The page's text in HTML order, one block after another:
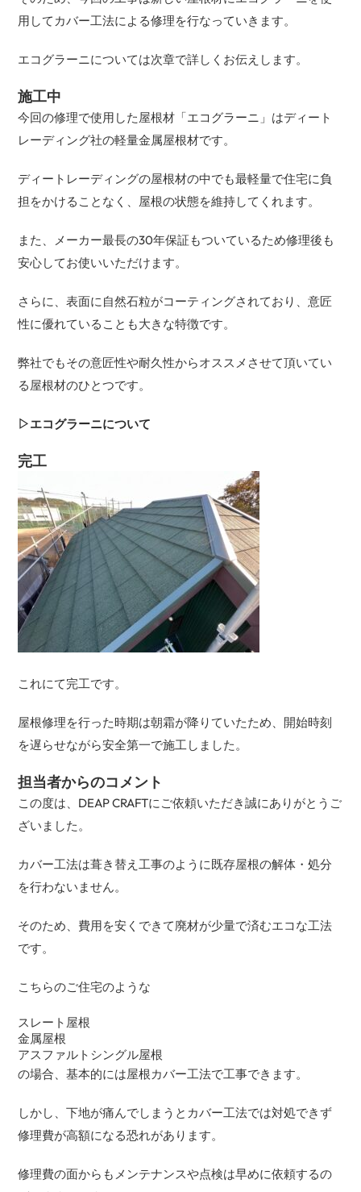
用してカバー工法による修理を行なっていきます。
エコグラーニについては次章で詳しくお伝えします。
施工中
今回の修理で使用した屋根材「エコグラーニ 」はディート
レーディング社の軽量金属屋根材です。
ディートレーディングの屋根材の中でも最軽量で住宅に負
担をかけることなく、屋根の状態を維持してくれます。
また、メーカー最長の30年保証もついているため修理後も
安心してお使いいただけます。
さらに、表面に自然石粒がコーティングされており、意匠
性に優れていることも大きな特徴です。
弊社でもその意匠性や耐久性からオススメさせて頂いてい
る屋根材のひとつです。
▷エコグラーニについて
完工
これにて完工です。
屋根修理を行った時期は朝霜が降りていたため、開始時刻
を遅らせながら安全第一で施工しました。
担当者からのコメント
この度は、DEAP CRAFTにご依頼いただき誠にありがとうご
ざいました。
カバー工法は葺き替え工事のように既存屋根の解体・処分
を行わないません。
そのため、費用を安くできて廃材が少量で済むエコな工法
です。
こちらのご住宅のような
スレート屋根
金属屋根
アスファルトシングル屋根
の場合、基本的には屋根カバー工法で工事できます。
しかし、下地が痛んでしまうとカバー工法では対処できず
修理費が高額になる恐れがあります。
修理費の面からもメンテナンスや点検は早めに依頼するの